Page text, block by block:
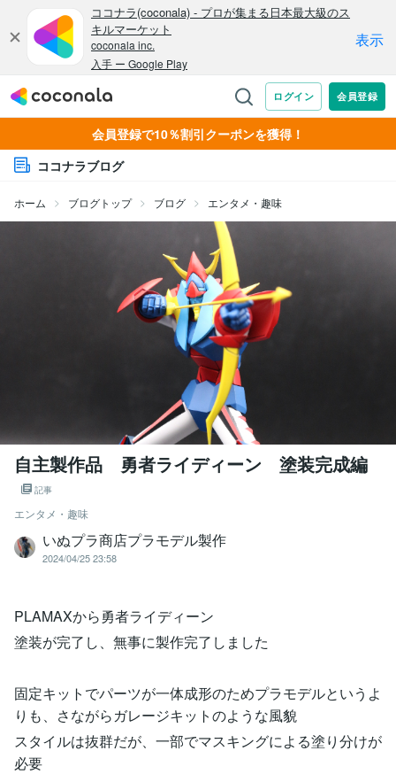
会員登録で10％割引クーポンを獲得！
ココナラブログ
ホーム ブログトップ ブログ エンタメ・趣味
自主製作品 勇者ライディーン 塗装完成編
記事
エンタメ・趣味
いぬプラ商店プラモデル製作
2024/04/25 23:58
PLAMAXから勇者ライディーン
塗装が完了し、無事に製作完了しました
固定キットでパーツが一体成形のためプラモデルというよ
りも、さながらガレージキットのような風貌
スタイルは抜群だが、一部でマスキングによる塗り分けが
必要